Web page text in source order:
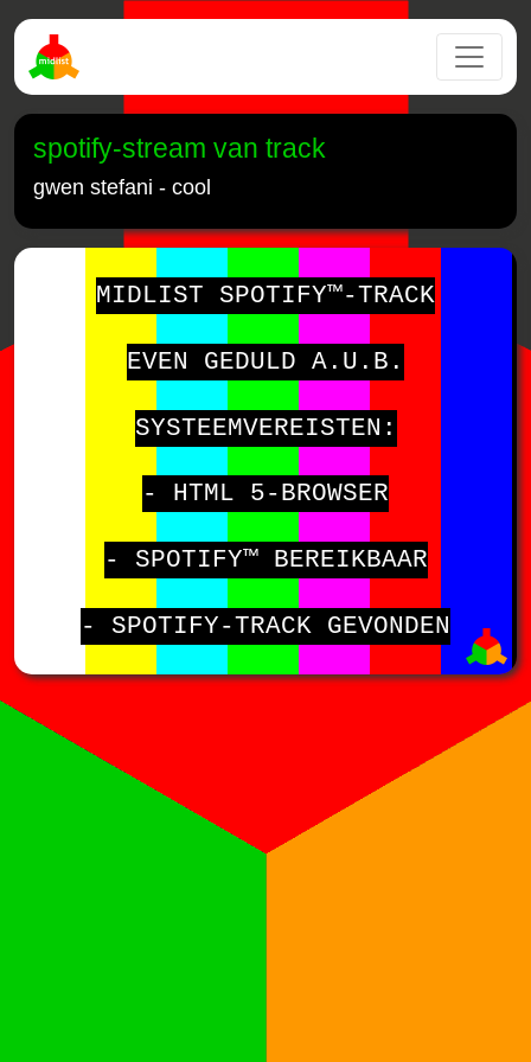
spotify-stream van track
gwen stefani - cool
MIDLIST SPOTIFY™-TRACK
EVEN GEDULD A.U.B.
SYSTEEMVEREISTEN:
- HTML 5-BROWSER
- SPOTIFY™ BEREIKBAAR
- SPOTIFY-TRACK GEVONDEN